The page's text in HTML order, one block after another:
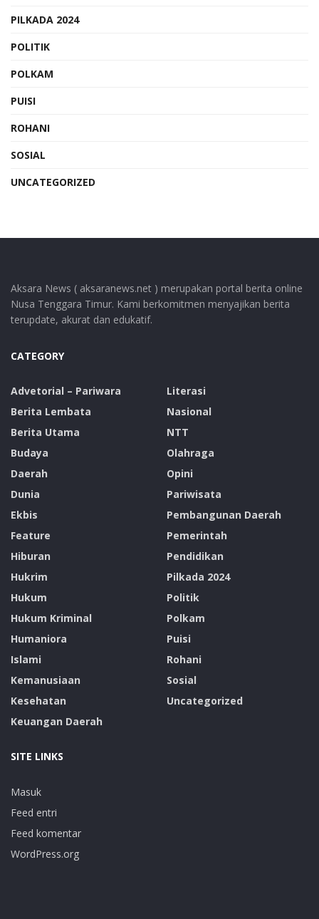
PILKADA 2024
POLITIK
POLKAM
PUISI
ROHANI
SOSIAL
UNCATEGORIZED
Aksara News ( aksaranews.net ) merupakan portal berita online
Nusa Tenggara Timur. Kami berkomitmen menyajikan berita
terupdate, akurat dan edukatif.
CATEGORY
Advetorial – Pariwara
Berita Lembata
Berita Utama
Budaya
Daerah
Dunia
Ekbis
Feature
Hiburan
Hukrim
Hukum
Hukum Kriminal
Humaniora
Islami
Kemanusiaan
Kesehatan
Keuangan Daerah
Literasi
Nasional
NTT
Olahraga
Opini
Pariwisata
Pembangunan Daerah
Pemerintah
Pendidikan
Pilkada 2024
Politik
Polkam
Puisi
Rohani
Sosial
Uncategorized
SITE LINKS
Masuk
Feed entri
Feed komentar
WordPress.org